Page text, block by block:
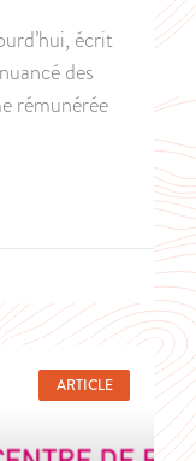
écrit
des
rémunérée
ARTICLE